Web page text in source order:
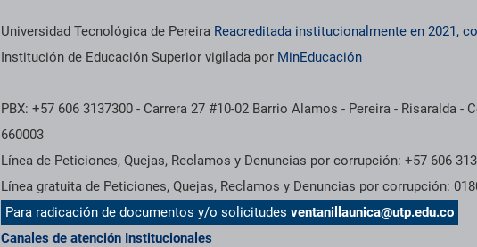
Universidad Tecnológica de Pereira Reacreditada institucionalmente en 2021,
Institución de Educación Superior vigilada por MinEducación
PBX: +57 606 3137300 - Carrera 27 #10-02 Barrio Alamos - Pereira - Risaralda -
660003
Línea de Peticiones, Quejas, Reclamos y Denuncias por corrupción: +57 606
Línea gratuita de Peticiones, Quejas, Reclamos y Denuncias por corrupción:
Para radicación de documentos y/o solicitudesventanillaunica@utp.edu.co
Canales de atención Institucionales